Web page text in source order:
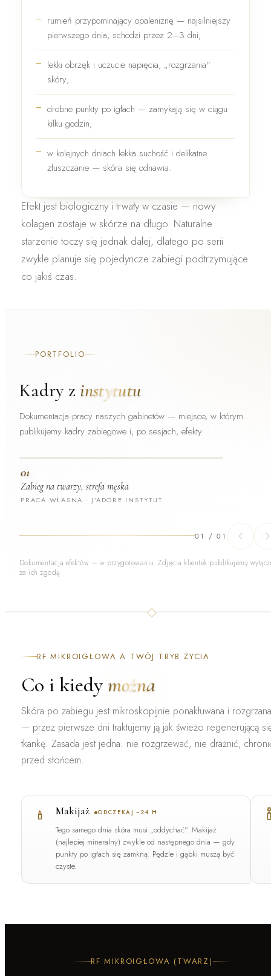
rumień przypominający opaleniznę — najsilniejszy
pierwszego dnia, schodzi przez 2–3 dni;
lekki obrzęki uczucie napięcia, „rozgrzania"
skóry;
drobne punkty po igłach — zamykają się w ciągu
kilku godzin;
w kolejnych dniach lekka suchość i delikatne
złuszczanie— skóra się odnawia.
Efekt jest biologiczny i trwały w czasie — nowy
kolagen zostaje w skórze na długo. Naturalne
starzenie toczy się jednak dalej, dlatego po serii
zwykle planuje się pojedyncze zabiegi podtrzymujące
co jakiś czas.
PORTFOLIO
Kadry z instytutu
Dokumentacja pracy naszych gabinetów — miejsce, w którym
publikujemy kadry zabiegowe i, po sesjach, efekty.
01
Zabieg na twarzy, strefa męska
PRACA WŁASNA · J’ADORE INSTYTUT
01 / 01
Dokumentacja efektów — w przygotowaniu. Zdjęcia klientek publikujemy
za ich zgodą.
RF MIKROIGŁOWA A TWÓJ TRYB ŻYCIA
Co i kiedymożna
Skóra po zabiegu jest mikroskopijnie ponakłuwana i rozgrzana
— przez pierwsze dni traktujemy ją jak świeżo regenerującą
tkankę. Zasada jest jedna: nie rozgrzewać, nie drażnić,
przed słońcem.
Makijaż ODCZEKAJ ~24 H
Tego samego dnia skóra musi „oddychać". Makijaż
(najlepiej mineralny) zwykle od następnego dnia — gdy
punkty po igłach się zamkną. Pędzle i gąbki muszą być
czyste.
RF MIKROIGŁOWA (TWARZ)